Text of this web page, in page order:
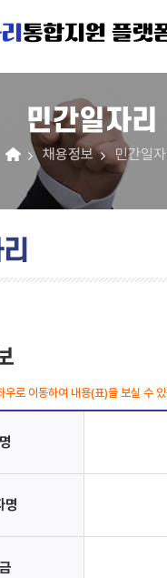
통합지원 플랫
민간일자리
채용정보 민간일자
로 이동하여 내용(표)을 보실 수
명